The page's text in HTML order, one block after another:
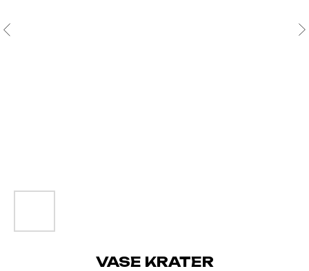
VASE KRATER